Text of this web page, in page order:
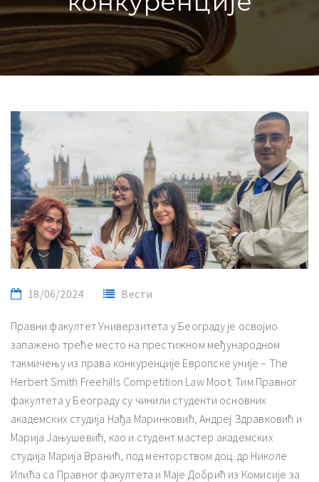
18/06/2024 Вести
Правни факултет Универзитета у Београду је освојио
запажено треће место на престижном међународном
такмичењу из права конкуренције Европске уније – The
Herbert Smith Freehills Competition Law Moot. Тим Правног
факултета у Београду су чинили студенти основних
академских студија Нађа Маринковић, Андреј Здравковић и
Марија Јањушевић, као и студент мастер академских
студија Марија Вранић, под менторством доц. др Николе
Илића са Правног факултета и Маје Добрић из Комисије за